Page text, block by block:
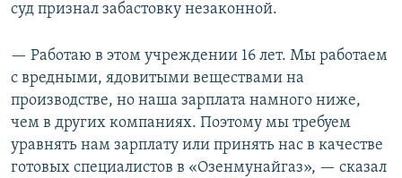
суд признал забастовку незаконной.
— Работаю в этом учреждении 16 лет. Мы работаем
с вредными, ядовитыми веществами на
производстве, но наша зарплата намного ниже,
чем в других компаниях. Поэтому мы требуем
уравнять нам зарплату или принять нас в качестве
готовых специалистов в «Озенмунайгаз», — сказал